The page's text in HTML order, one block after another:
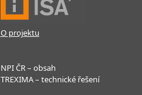
O projektu
NPI ČR – obsah
TREXIMA – technické řešení